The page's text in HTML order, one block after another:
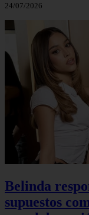
24/07/2026
Belinda
supuestos